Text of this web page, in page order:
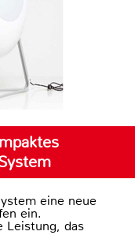
eine neue
ein.
Leistung, das